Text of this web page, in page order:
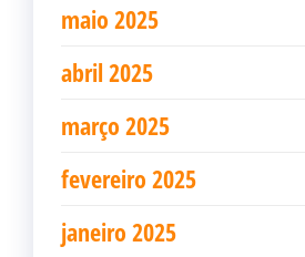
maio 2025
abril 2025
março 2025
fevereiro 2025
janeiro 2025